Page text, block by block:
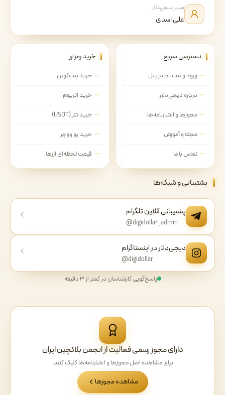
مدیر دیجی‌دلار
علی اسدی
دسترسی سریع
ورود و ثبت‌نام در پنل
درباره دیجی‌دلار
مجوزها و اعتبارنامه‌ها
مجله و آموزش
تماس با ما
خرید رمزارز
خرید بیت‌کوین
خرید اتریوم
خرید تتر (USDT)
خرید یو ووچر
قیمت لحظه‌ای ارزها
پشتیبانی و شبکه‌ها
پشتیبانی آنلاین تلگرام
@digidollar_admin
دیجی‌دلار در اینستاگرام
@digidollar
پاسخ‌گویی کارشناسان در کمتر از ۳ دقیقه
دارای مجوز رسمی فعالیت از انجمن بلاکچین ایران
برای مشاهده اصل مجوزها و اعتبارنامه‌ها کلیک کنید.
مشاهده مجوزها